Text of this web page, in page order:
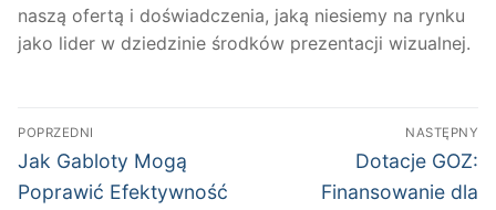
naszą ofertą i doświadczenia, jaką niesiemy na rynku
jako lider w dziedzinie środków prezentacji wizualnej.
Nawigacja
wpisu
POPRZEDNI
Poprzedni
wpis:
Jak Gabloty Mogą
Poprawić Efektywność
NASTĘPNY
Następny
wpis:
Dotacje GOZ:
Finansowanie dla